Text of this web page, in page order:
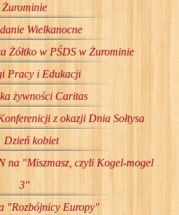
Żurominie
Wielkanocne
Żółtko w PŚDS w Żurominie
Pracy i Edukacji
żywności Caritas
z okazji Dnia Sołtysa
Dzień kobiet
na "Miszmasz, czyli Kogel-mogel
3"
"Rozbójnicy Europy"